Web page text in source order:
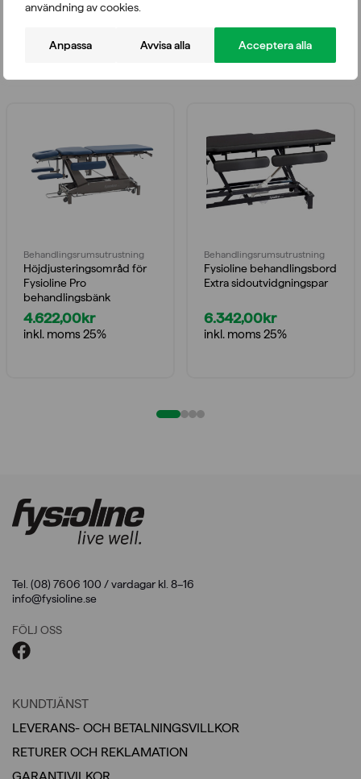
användning av cookies.
Anpassa Avvisa alla Acceptera alla
Relaterade produkter
Behandlings­rumsutrustning
Höjdjusteringsområd för
Fysioline Pro
behandlingsbänk
4.622,00kr
inkl. moms 25%
Behandlings­rumsutrustning
Fysioline behandlingsbord
Extra sidoutvidgningspar
6.342,00kr
inkl. moms 25%
Tel. (08) 7606 100 / vardagar kl. 8–16
info@fysioline.se
FÖLJ OSS
KUNDTJÄNST
LEVERANS- OCH BETALNINGSVILLKOR
RETURER OCH REKLAMATION
GARANTIVILKOR